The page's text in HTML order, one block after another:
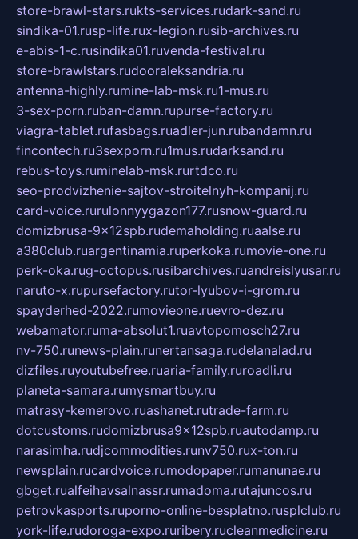
store-brawl-stars.rukts-services.rudark-sand.ru
sindika-01.rusp-life.rux-legion.rusib-archives.ru
e-abis-1-c.rusindika01.ruvenda-festival.ru
store-brawlstars.rudooraleksandria.ru
antenna-highly.rumine-lab-msk.ru1-mus.ru
3-sex-porn.ruban-damn.rupurse-factory.ru
viagra-tablet.rufasbags.ruadler-jun.rubandamn.ru
fincontech.ru3sexporn.ru1mus.rudarksand.ru
rebus-toys.ruminelab-msk.rurtdco.ru
seo-prodvizhenie-sajtov-stroitelnyh-kompanij.ru
card-voice.rurulonnyygazon177.rusnow-guard.ru
domizbrusa-9x12spb.rudemaholding.ruaalse.ru
a380club.ruargentinamia.ruperkoka.rumovie-one.ru
perk-oka.rug-octopus.rusibarchives.ruandreislyusar.ru
naruto-x.rupursefactory.rutor-lyubov-i-grom.ru
spayderhed-2022.rumovieone.ruevro-dez.ru
webamator.ruma-absolut1.ruavtopomosch27.ru
nv-750.runews-plain.runertansaga.rudelanalad.ru
dizfiles.ruyoutubefree.ruaria-family.ruroadli.ru
planeta-samara.rumysmartbuy.ru
matrasy-kemerovo.ruashanet.rutrade-farm.ru
dotcustoms.rudomizbrusa9x12spb.ruautodamp.ru
narasimha.rudjcommodities.runv750.rux-ton.ru
newsplain.rucardvoice.rumodopaper.rumanunae.ru
gbget.rualfeihavsalnassr.rumadoma.rutajuncos.ru
petrovkasports.ruporno-online-besplatno.rusplclub.ru
york-life.rudoroga-expo.ruribery.rucleanmedicine.ru